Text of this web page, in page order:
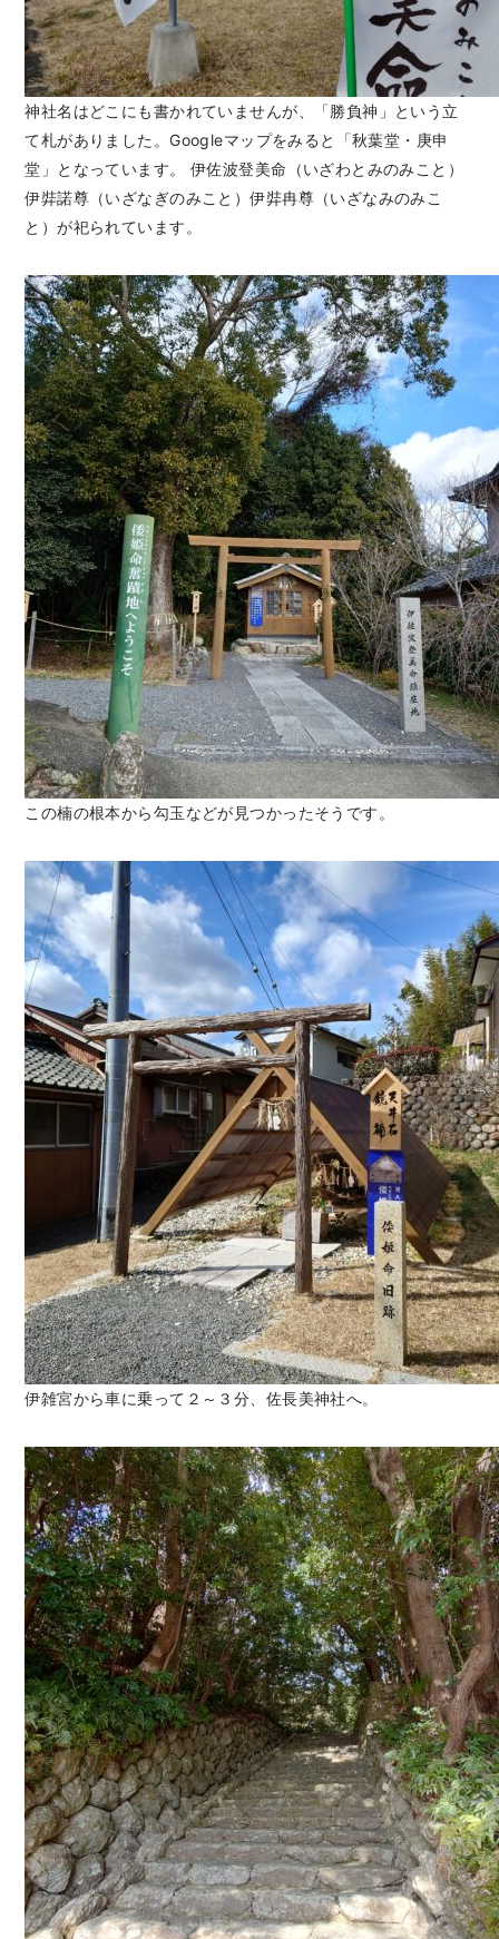
神社名はどこにも書かれていませんが、「勝負神」という立
て札がありました。Googleマップをみると「秋葉堂・庚申
堂」となっています。 伊佐波登美命（いざわとみのみこと）
伊弉諾尊（いざなぎのみこと）伊弉冉尊（いざなみのみこ
と）が祀られています。
この楠の根本から勾玉などが見つかったそうです。
伊雑宮から車に乗って２～３分、佐長美神社へ。